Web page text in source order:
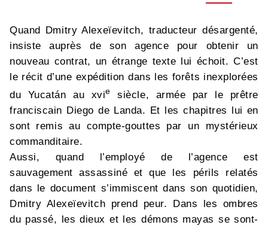
Quand Dmitry Alexeïevitch, traducteur désargenté,
insiste auprès de son agence pour obtenir un
nouveau contrat, un étrange texte lui échoit. C’est
le récit d’une expédition dans les forêts inexplorées
du Yucatán au xvie
siècle, armée par le prêtre
franciscain Diego de Landa. Et les chapitres lui en
sont remis au compte-gouttes par un mystérieux
commanditaire.
Aussi, quand l’employé de l’agence est
sauvagement assassiné et que les périls relatés
dans le document s’immiscent dans son quotidien,
Dmitry Alexeïevitch prend peur. Dans les ombres
du passé, les dieux et les démons mayas se sont-